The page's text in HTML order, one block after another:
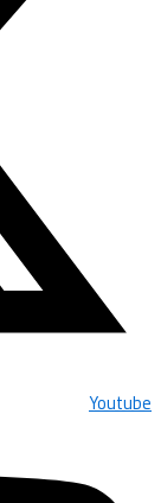
Youtube